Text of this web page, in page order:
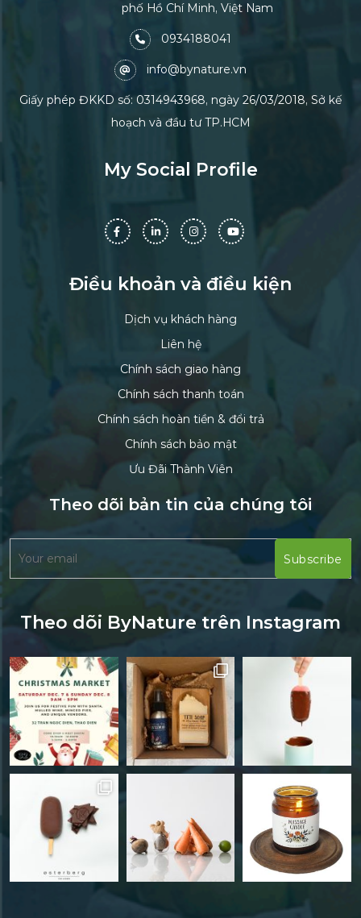
phố Hồ Chí Minh, Việt Nam
0934188041
info@bynature.vn
Giấy phép ĐKKD số: 0314943968, ngày 26/03/2018, Sở kế
hoạch và đầu tư TP.HCM
My Social Profile
Điều khoản và điều kiện
Dịch vụ khách hàng
Liên hệ
Chính sách giao hàng
Chính sách thanh toán
Chính sách hoàn tiền & đổi trả
Chính sách bảo mật
Ưu Đãi Thành Viên
Theo dõi bản tin của chúng tôi
Theo dõi ByNature trên Instagram